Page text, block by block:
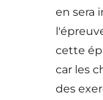
en sera
cette
car les
des